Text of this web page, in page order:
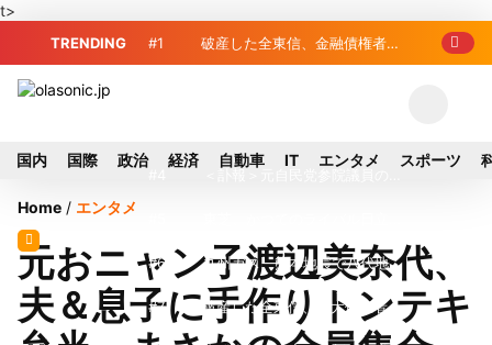
t>
TRENDING #1 破産した全東信、金融債権者リ
の真紀子氏
元社長が取締役に就任—再上場に向け視
界良好
#6 九州ガス、熊本地震で八代地区
のガス供給停止 「2次災害防止」を理
#7 破産した全東信、最大債権者は
国内 国際 政治 経済 自動車 IT エンタメ スポーツ
Home / エンタメ
元おニャン子渡辺美奈代、
夫＆息子に手作りトンテキ